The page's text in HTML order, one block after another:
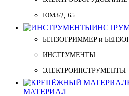
ЮМЗ/Д-65
БЕНЗОТРИММЕР и
ИНСТРУМЕНТЫ
ЭЛЕКТРОИНСТРУМЕНТЫ
МАТЕРИАЛ